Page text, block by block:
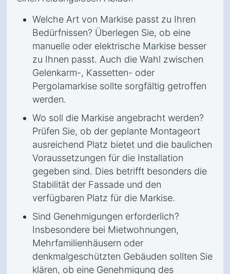
Welche Art von Markise passt zu Ihren
Bedürfnissen? Überlegen Sie, ob eine
manuelle oder elektrische Markise besser
zu Ihnen passt. Auch die Wahl zwischen
Gelenkarm-, Kassetten- oder
Pergolamarkise sollte sorgfältig getroffen
werden.
Wo soll die Markise angebracht werden?
Prüfen Sie, ob der geplante Montageort
ausreichend Platz bietet und die baulichen
Voraussetzungen für die Installation
gegeben sind. Dies betrifft besonders die
Stabilität der Fassade und den
verfügbaren Platz für die Markise.
Sind Genehmigungen erforderlich?
Insbesondere bei Mietwohnungen,
Mehrfamilienhäusern oder
denkmalgeschützten Gebäuden sollten Sie
klären, ob eine Genehmigung des